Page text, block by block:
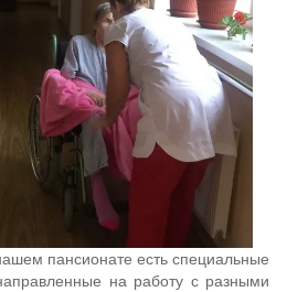
пансионате есть специальные
на работу с разными